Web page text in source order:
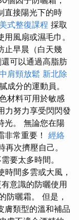
直接陽光下的時
美式整復課程 採取
風扇或濕毛巾。
止早晨（白天幾
可以通過高脂肪
肩頸放鬆 新北除
成分的運動員。
材料可用於敏感
力努力享受閃閃發
光。 無論您在陽
非常重要！ 經絡
次擠壓自己。
要太多時間。
時間多雲或大風，
意識的防曬使用
防曬霜。 但是，
膚類型的溫和補品